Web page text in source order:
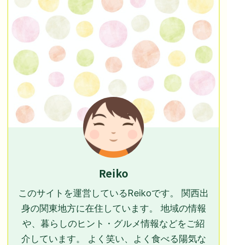
Reiko
このサイトを運営しているReikoです。 関西出
身の関東地方に在住しています。 地域の情報
や、暮らしのヒント・グルメ情報などをご紹
介しています。 よく笑い、よく食べる陽気な